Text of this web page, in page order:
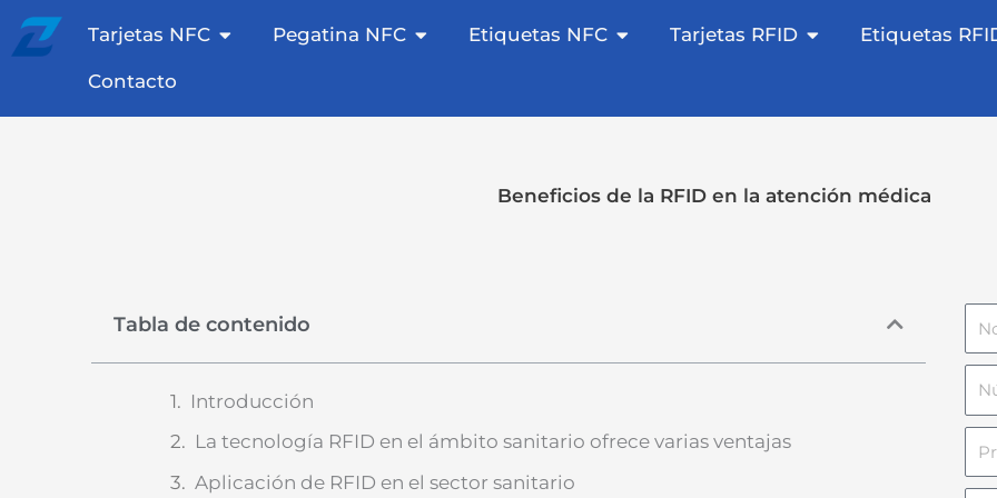
Saltar
contenido
Tarjetas NFC Tarjetas NFC abiertas
Pegatina NFC Etiqueta NFC abierta
Etiquetas NFC Etiquetas NFC abiertas
Tarjetas RFID Tarjetas RFID
Etiquetas
Contacto
Beneficios de la RFID en la atención médica
Tabla de contenido
Introducción
La tecnología RFID en el ámbito sanitario ofrece varias ventajas
Aplicación de RFID en el sector sanitario
de